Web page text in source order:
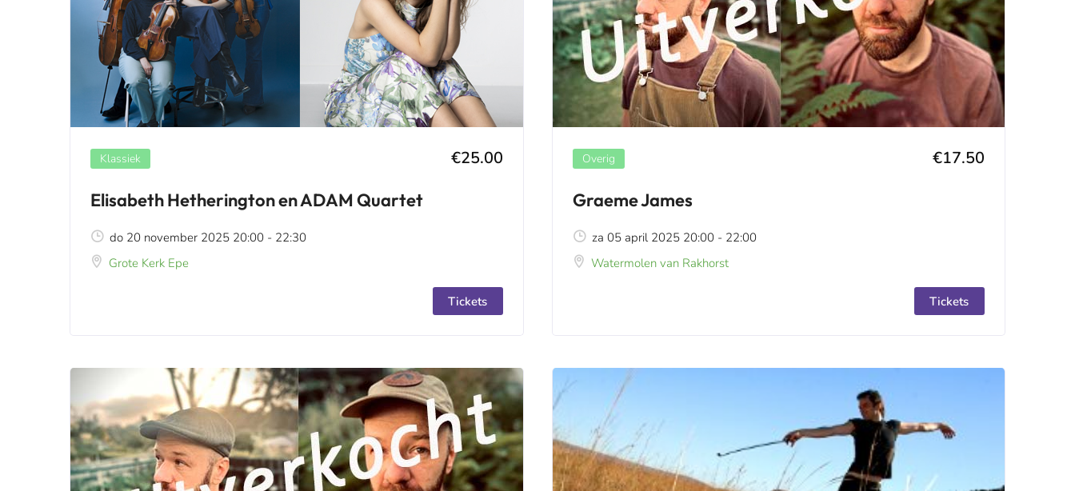
Klassiek €25.00
Elisabeth Hetherington en ADAM Quartet
Grote Kerk Epe
do 20 november 2025 20:00 - 22:30
Tickets
Overig €17.50
Graeme James
Watermolen van Rakhorst
za 05 april 2025 20:00 - 22:00
Tickets